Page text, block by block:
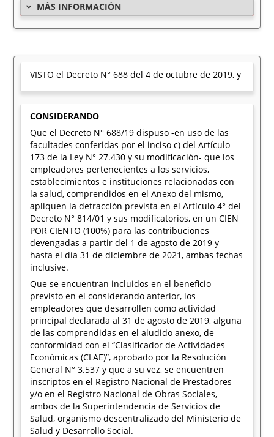
MÁS INFORMACIÓN
VISTO el Decreto N° 688 del 4 de octubre de 2019, y
CONSIDERANDO
Que el Decreto N° 688/19 dispuso -en uso de las
facultades conferidas por el inciso c) del Artículo
173 de la Ley N° 27.430 y su modificación- que los
empleadores pertenecientes a los servicios,
establecimientos e instituciones relacionadas con
la salud, comprendidos en el Anexo del mismo,
apliquen la detracción prevista en el Artículo 4° del
Decreto N° 814/01 y sus modificatorios, en un CIEN
POR CIENTO (100%) para las contribuciones
devengadas a partir del 1 de agosto de 2019 y
hasta el día 31 de diciembre de 2021, ambas fechas
inclusive.
Que se encuentran incluidos en el beneficio
previsto en el considerando anterior, los
empleadores que desarrollen como actividad
principal declarada al 31 de agosto de 2019, alguna
de las comprendidas en el aludido anexo, de
conformidad con el “Clasificador de Actividades
Económicas (CLAE)”, aprobado por la Resolución
General N° 3.537 y que a su vez, se encuentren
inscriptos en el Registro Nacional de Prestadores
y/o en el Registro Nacional de Obras Sociales,
ambos de la Superintendencia de Servicios de
Salud, organismo descentralizado del Ministerio de
Salud y Desarrollo Social.